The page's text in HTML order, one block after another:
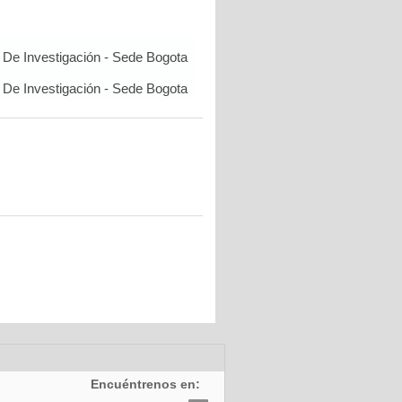
Investigación - Sede Bogota
Investigación - Sede Bogota
Encuéntrenos en: